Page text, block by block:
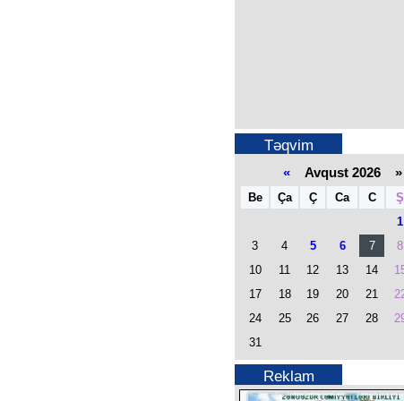
Təqvim
«Avqust 2026 »
Be Ça Ç Ca C
Ş
1
3
4 5 6 7
8
10
11 12 13 14
17
18 19 20 21
24
25 26 27 28
31
Reklam